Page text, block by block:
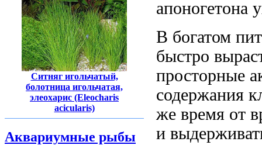
Ситняг игольчатый,
болотница игольчатая,
элеохарис (Eleocharis
acicularis)
Аквариумные рыбы
апоногетона
В богатом
быстро
просторные
содержания
же время от
и